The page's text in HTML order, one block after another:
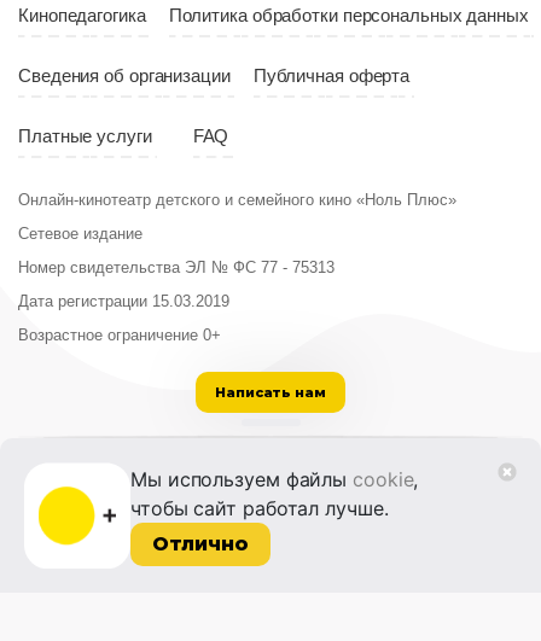
Мы используем файлы cookie,
чтобы сайт работал лучше.
Отлично
Кинопедагогика Политика обработки персональных данных
Сведения об организации Публичная оферта
Платные услуги FAQ
Онлайн-кинотеатр детского и семейного кино «Ноль Плюс»
Сетевое издание
Номер свидетельства ЭЛ № ФС 77 - 75313
Дата регистрации 15.03.2019
Возрастное ограничение 0+
Написать нам
ООО «Институт развития кино и медиа»
Лицензия на образовательную деятельность
№ Л035-01215-72/00614094 от 30 августа
2022 г.
© 2014-2026 Фонд «Жизнь и Дело»